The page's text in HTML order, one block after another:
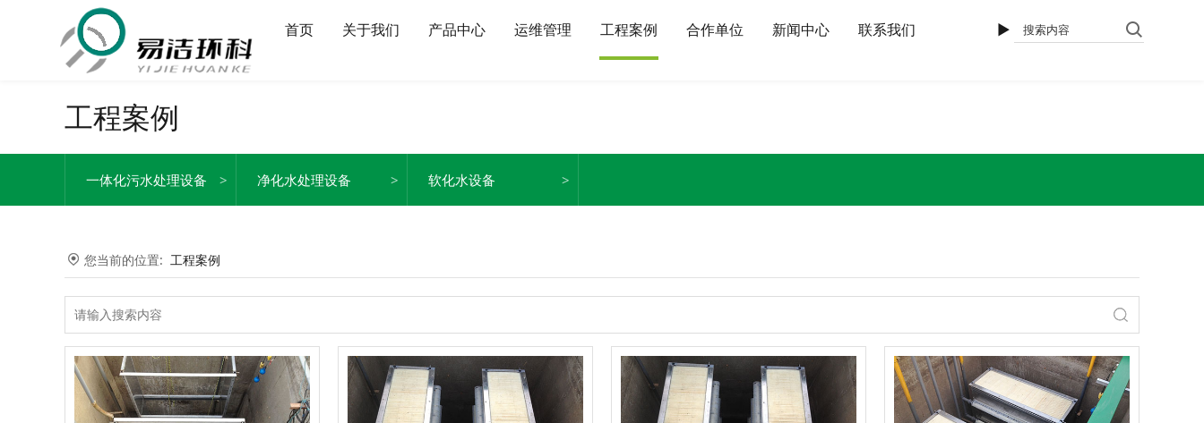
首页 关于我们 产品中心 运维管理 工程案例 合作单位 新闻中心 联系我们 ►
工程案例
一体化污水处理设备 净化水处理设备 软化水设备
您当前的位置: 工程案例